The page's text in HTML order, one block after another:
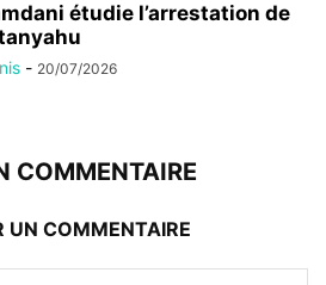
étudie l’arrestation de
- 20/07/2026
COMMENTAIRE
UN COMMENTAIRE